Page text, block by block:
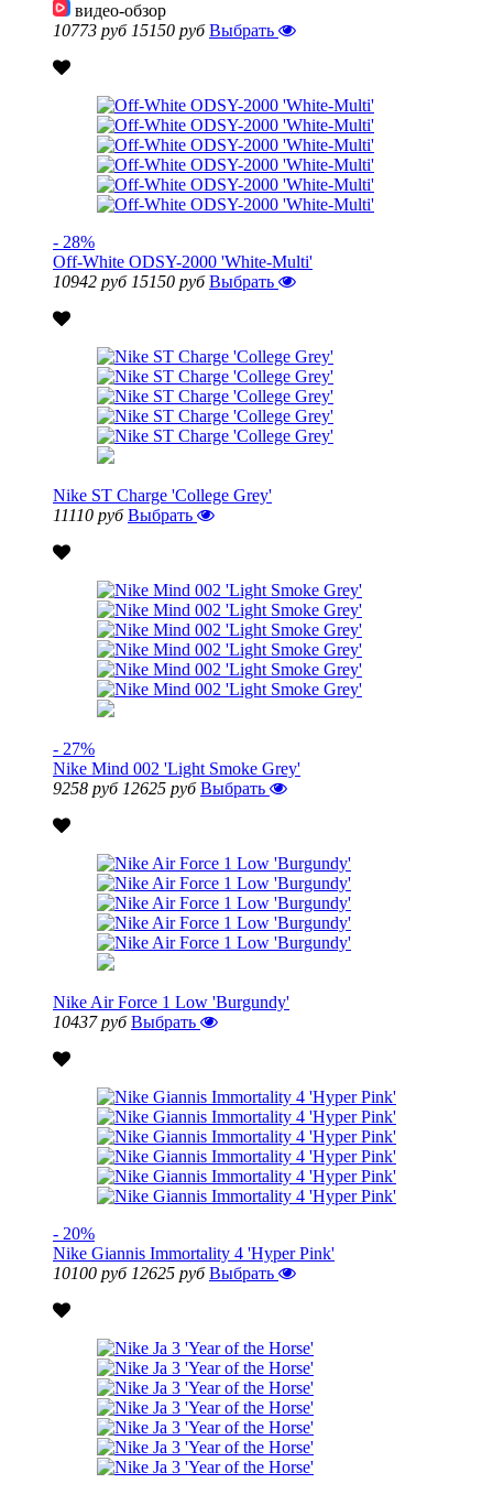
видео-обзор
10773 руб 15150 руб Выбрать
- 28%
Off-White ODSY-2000 'White-Multi'
10942 руб 15150 руб Выбрать
Nike ST Charge 'College Grey'
11110 руб Выбрать
- 27%
Nike Mind 002 'Light Smoke Grey'
9258 руб 12625 руб Выбрать
Nike Air Force 1 Low 'Burgundy'
10437 руб Выбрать
- 20%
Nike Giannis Immortality 4 'Hyper Pink'
10100 руб 12625 руб Выбрать